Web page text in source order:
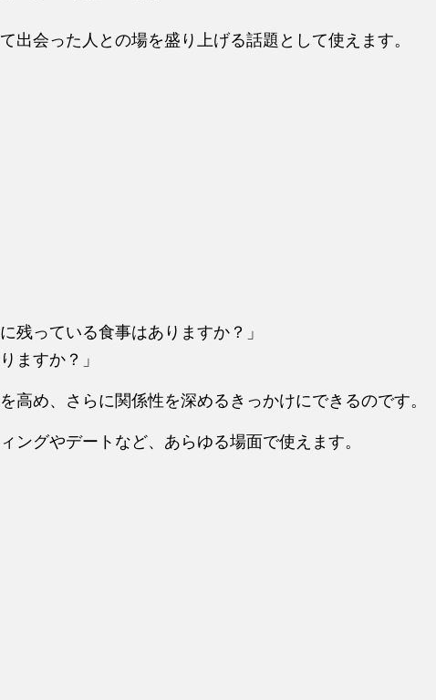
出会った人との場を盛り上げる話題として使えます。
残っている食事はありますか？」
ますか？」
高め、さらに関係性を深めるきっかけにできるのです。
ングやデートなど、あらゆる場面で使えます。